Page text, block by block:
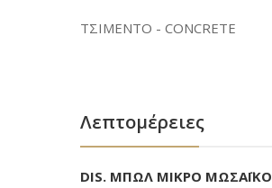
ΤΣΙΜΕΝΤΟ - CONCRETE
Λεπτομέρειες
DIS. ΜΠΩΛ ΜΙΚΡΟ ΜΩΣΑΪΚΟ